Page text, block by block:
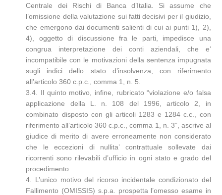
Centrale dei Rischi di Banca d’Italia. Si assume che
l’omissione della valutazione sui fatti decisivi per il giudizio,
che emergono dai documenti salienti di cui ai punti 1), 2),
4), oggetto di discussione fra le parti, impedisce una
congrua interpretazione dei conti aziendali, che e’
incompatibile con le motivazioni della sentenza impugnata
sugli indici dello stato d’insolvenza, con riferimento
all’articolo 360 c.p.c., comma 1, n. 5.
3.4. Il quinto motivo, infine, rubricato “violazione e/o falsa
applicazione della L. n. 108 del 1996, articolo 2, in
combinato disposto con gli articoli 1283 e 1284 c.c., con
riferimento all’articolo 360 c.p.c., comma 1, n. 3”, ascrive al
giudice di merito di avere erroneamente non considerato
che le eccezioni di nullita’ contrattuale sollevate dai
ricorrenti sono rilevabili d’ufficio in ogni stato e grado del
procedimento.
4. L’unico motivo del ricorso incidentale condizionato del
Fallimento (OMISSIS) s.p.a. prospetta l’omesso esame in